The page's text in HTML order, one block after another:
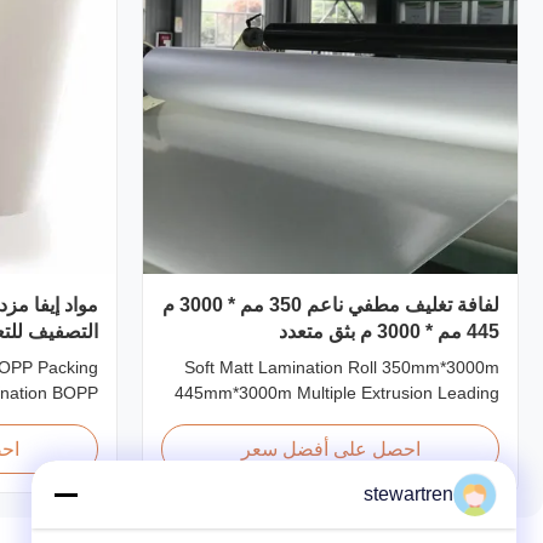
لفافة تغليف مطفي ناعم 350 مم * 3000 م
445 مم * 3000 م بثق متعدد
Soft Matt Lamination Roll 350mm*3000m
445mm*3000m Multiple Extrusion Leading
Roll Manufacturer As a leading professional
matt film lamination rolls, we have been
producing high-quality products since 2008.
احصل على أفضل سعر
التصفيف
Packing
BOPP
offset
+ EVA.
is
stewartren